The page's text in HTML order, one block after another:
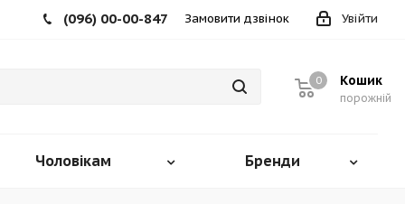
Увійти
(096) 00-00-847 Замовити дзвінок
Кошик
порожній
0
Чоловікам Бренди